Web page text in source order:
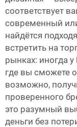
соответствует
современный
найдётся
встретить на
рынках: иногда у
где вы сможете
возможно,
проверенного
это разумный
деньги без